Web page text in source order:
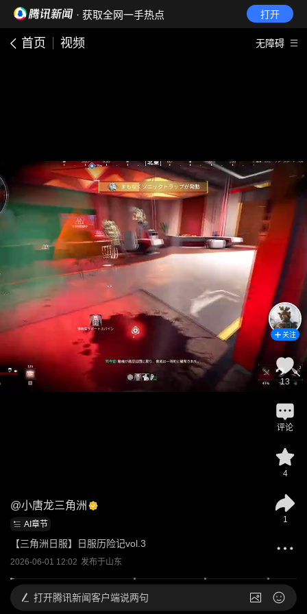
· 获取全网一手热点 打开
首页 视频 无障碍
@小唐龙三角洲
AI章节
【三角洲日服】日服历险记vol.3
2026-06-01 12:02 发布于山东
关注
13
评论
4
1
打开腾讯新闻客户端说两句